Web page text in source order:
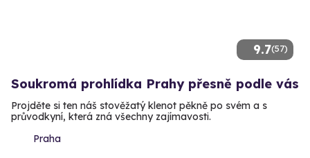
9.7(57)
Soukromá prohlídka Prahy přesně podle vás
Projděte si ten náš stověžatý klenot pěkně po svém a s
průvodkyní, která zná všechny zajímavosti.
Praha